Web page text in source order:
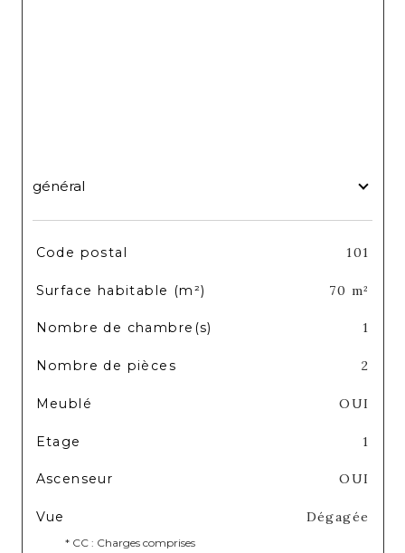
général
TRAD_SIROCCO_Caracteristique
Code postal 101
Surface habitable (m²) 70 m²
Nombre de chambre(s) 1
Nombre de pièces 2
Meublé OUI
Etage 1
Ascenseur OUI
Vue Dégagée
* CC : Charges comprises